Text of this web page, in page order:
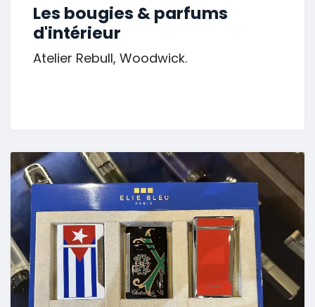
Les bougies & parfums
d'intérieur
Atelier Rebull, Woodwick.